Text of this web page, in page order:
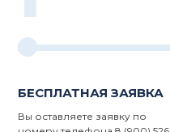
БЕСПЛАТНАЯ ЗАЯВКА
Вы оставляете заявку по